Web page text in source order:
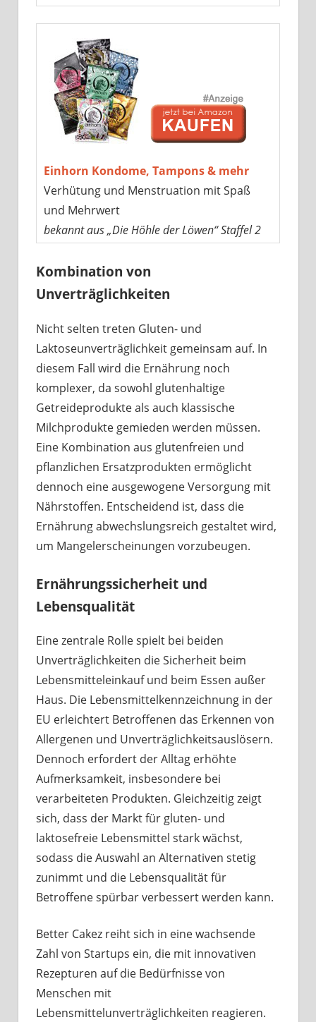
Einhorn Kondome, Tampons & mehr
Verhütung und Menstruation mit Spaß
und Mehrwert
bekannt aus „Die Höhle der Löwen“ Staffel 2
Kombination von
Unverträglichkeiten
Nicht selten treten Gluten- und
Laktoseunverträglichkeit gemeinsam auf. In
diesem Fall wird die Ernährung noch
komplexer, da sowohl glutenhaltige
Getreideprodukte als auch klassische
Milchprodukte gemieden werden müssen.
Eine Kombination aus glutenfreien und
pflanzlichen Ersatzprodukten ermöglicht
dennoch eine ausgewogene Versorgung mit
Nährstoffen. Entscheidend ist, dass die
Ernährung abwechslungsreich gestaltet wird,
um Mangelerscheinungen vorzubeugen.
Ernährungssicherheit und
Lebensqualität
Eine zentrale Rolle spielt bei beiden
Unverträglichkeiten die Sicherheit beim
Lebensmitteleinkauf und beim Essen außer
Haus. Die Lebensmittelkennzeichnung in der
EU erleichtert Betroffenen das Erkennen von
Allergenen und Unverträglichkeitsauslösern.
Dennoch erfordert der Alltag erhöhte
Aufmerksamkeit, insbesondere bei
verarbeiteten Produkten. Gleichzeitig zeigt
sich, dass der Markt für gluten- und
laktosefreie Lebensmittel stark wächst,
sodass die Auswahl an Alternativen stetig
zunimmt und die Lebensqualität für
Betroffene spürbar verbessert werden kann.
Better Cakez reiht sich in eine wachsende
Zahl von Startups ein, die mit innovativen
Rezepturen auf die Bedürfnisse von
Menschen mit
Lebensmittelunverträglichkeiten reagieren.